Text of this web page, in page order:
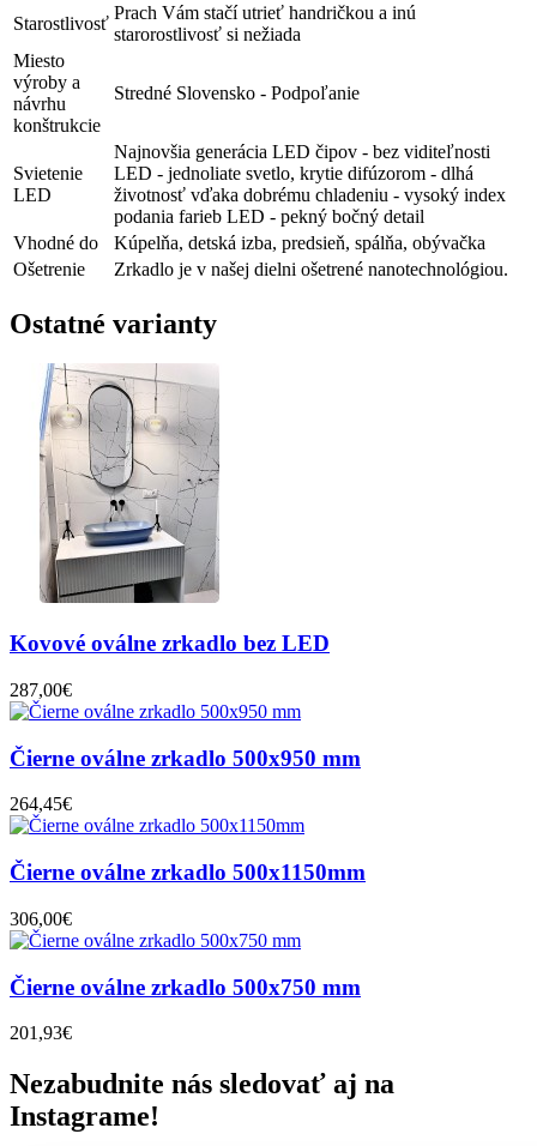
Starostlivosť
Prach Vám stačí utrieť handričkou a inú
starorostlivosť si nežiada
Miesto
výroby a
návrhu
konštrukcie
Stredné Slovensko - Podpoľanie
Svietenie
LED
Najnovšia generácia LED čipov - bez viditeľnosti
LED - jednoliate svetlo, krytie difúzorom - dlhá
životnosť vďaka dobrému chladeniu - vysoký index
podania farieb LED - pekný bočný detail
Vhodné do
Kúpelňa, detská izba, predsieň, spálňa, obývačka
Ošetrenie
Zrkadlo je v našej dielni ošetrené nanotechnológiou.
Ostatné varianty
Kovové oválne zrkadlo bez LED
287,00€
Čierne oválne zrkadlo 500x950 mm
264,45€
Čierne oválne zrkadlo 500x1150mm
306,00€
Čierne oválne zrkadlo 500x750 mm
201,93€
Nezabudnite nás sledovať aj na
Instagrame!